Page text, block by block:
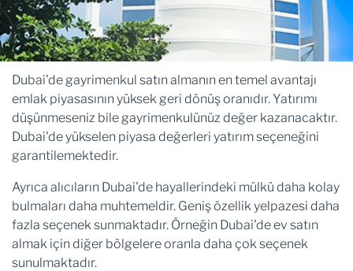
Dubai'de gayrimenkul satın almanın en temel avantajı
emlak piyasasının yüksek geri dönüş oranıdır. Yatırımı
düşünmeseniz bile gayrimenkulünüz değer kazanacaktır.
Dubai'de yükselen piyasa değerleri yatırım seçeneğini
garantilemektedir.
Ayrıca alıcıların Dubai'de hayallerindeki mülkü daha kolay
bulmaları daha muhtemeldir. Geniş özellik yelpazesi daha
fazla seçenek sunmaktadır. Örneğin Dubai'de ev satın
almak için diğer bölgelere oranla daha çok seçenek
sunulmaktadır.